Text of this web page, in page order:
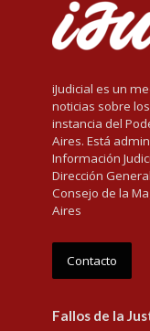
iJudicial es un
noticias sobre
instancia del
Aires. Está
Información
Dirección
Consejo de la
Aires
Contacto
Fallos de la